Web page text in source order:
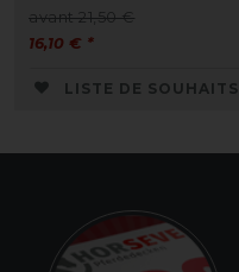
avant 21,50 €
16,10 € *
LISTE DE SOUHAITS